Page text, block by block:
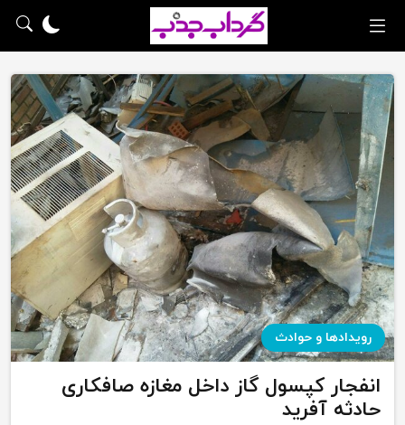
رویدادها و حوادث
انفجار کپسول گاز داخل مغازه صافکاری
حادثه آفرید